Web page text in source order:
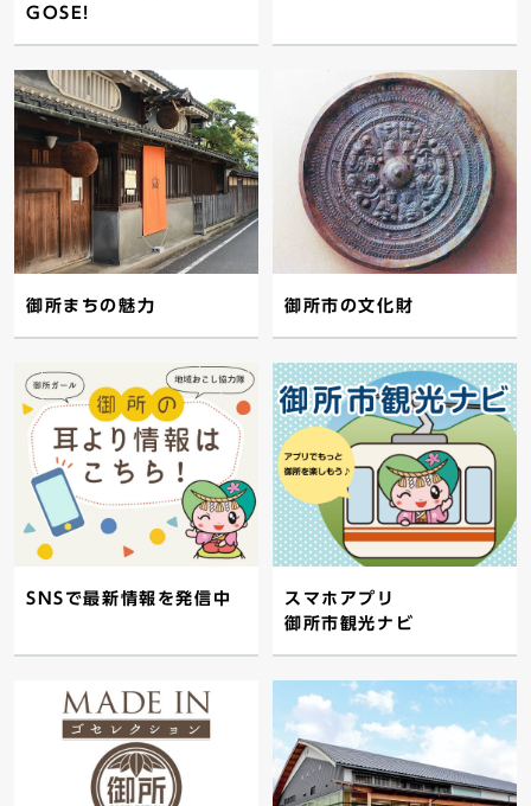
GOSE!
御所まちの魅力 御所市の文化財
SNSで最新情報を発信中
スマホアプリ
御所市観光ナビ